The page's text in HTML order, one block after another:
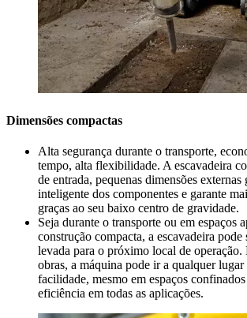
Dimensões compactas
Alta segurança durante o transporte,
tempo, alta flexibilidade. A escavadeira
de entrada, pequenas dimensões externas
inteligente dos componentes e garante
graças ao seu baixo centro de gravidade.
Seja durante o transporte ou em espaços
construção compacta, a escavadeira pode
levada para o próximo local de operação.
obras, a máquina pode ir a qualquer
facilidade, mesmo em espaços
eficiência em todas as aplicações.